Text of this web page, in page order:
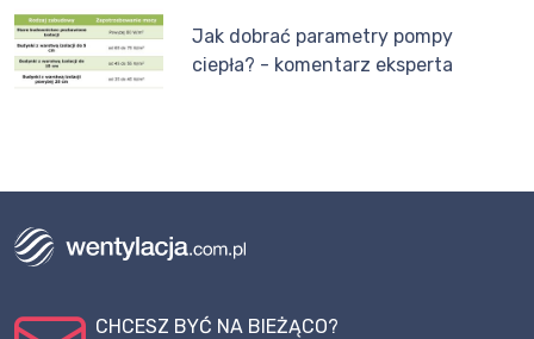
Jak dobrać parametry pompy
ciepła? - komentarz eksperta
CHCESZ BYĆ NA BIEŻĄCO?